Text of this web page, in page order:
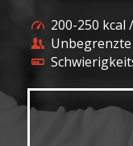
200-250 kcal